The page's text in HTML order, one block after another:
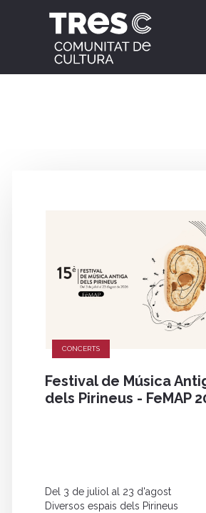
CONCERTS
Festival de Música
dels Pirineus - FeMAP
Del 3 de juliol al 23 d'agost
Diversos espais dels Pirineus